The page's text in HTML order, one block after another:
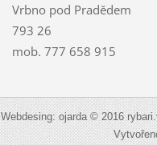
Vrbno pod Pradědem
793 26
mob. 777 658 915
Webdesing: ojarda © 2016